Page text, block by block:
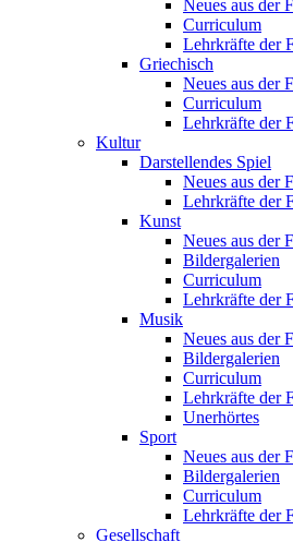
Neues aus der
Curriculum
Lehrkräfte der
Griechisch
Neues aus der
Curriculum
Lehrkräfte der
Kultur
Darstellendes Spiel
Neues aus der
Lehrkräfte der
Kunst
Neues aus der
Bildergalerien
Curriculum
Lehrkräfte der
Musik
Neues aus der
Bildergalerien
Curriculum
Lehrkräfte der
Unerhörtes
Sport
Neues aus der
Bildergalerien
Curriculum
Lehrkräfte der
Gesellschaft